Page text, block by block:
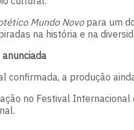
Mundo Novopara um
na história e na
confirmada, a produção
no Festival